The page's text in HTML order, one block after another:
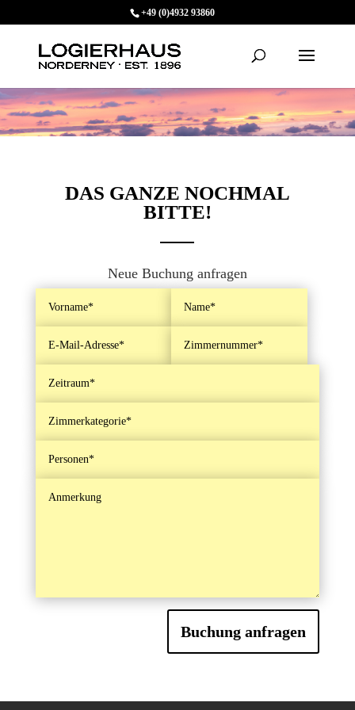
+49 (0)4932 93860
DAS GANZE NOCHMAL
BITTE!
Neue Buchung anfragen
Buchung anfragen